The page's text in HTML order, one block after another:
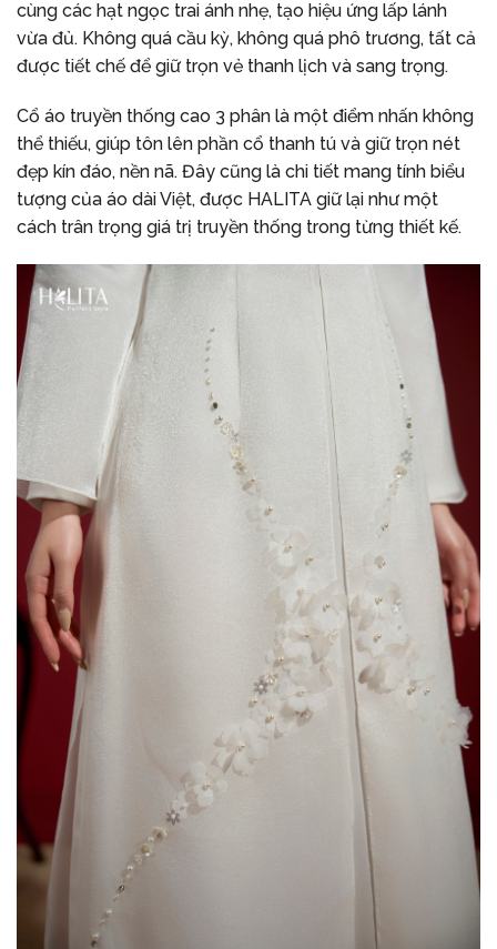
cùng các hạt ngọc trai ánh nhẹ, tạo hiệu ứng lấp lánh
vừa đủ. Không quá cầu kỳ, không quá phô trương, tất cả
được tiết chế để giữ trọn vẻ thanh lịch và sang trọng.
Cổ áo truyền thống cao 3 phân là một điểm nhấn không
thể thiếu, giúp tôn lên phần cổ thanh tú và giữ trọn nét
đẹp kín đáo, nền nã. Đây cũng là chi tiết mang tính biểu
tượng của áo dài Việt, được HALITA giữ lại như một
cách trân trọng giá trị truyền thống trong từng thiết kế.